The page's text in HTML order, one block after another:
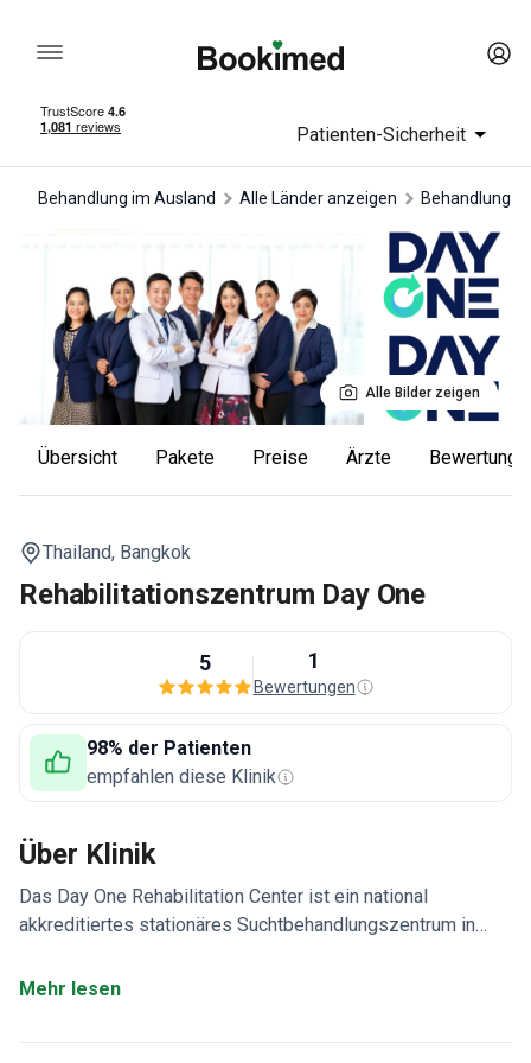
Patienten-Sicherheit
Behandlung im Ausland Alle Länder anzeigen Behandlung
Alle Bilder zeigen
Übersicht Pakete Preise Ärzte
Thailand, Bangkok
Rehabilitationszentrum Day One
5 1
Bewertungen
98% der Patienten
empfahlen diese Klinik
Über Klinik
Das Day One Rehabilitation Center ist ein national
akkreditiertes stationäres Suchtbehandlungszentrum in
und Spielsucht spezialisiert. Ein multidisziplinäres Team
Mehr lesen